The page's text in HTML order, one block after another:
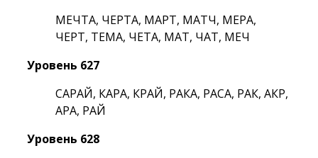
МЕЧТА, ЧЕРТА, МАРТ, МАТЧ, МЕРА,
ЧЕРТ, ТЕМА, ЧЕТА, МАТ, ЧАТ, МЕЧ
Уровень 627
САРАЙ, КАРА, КРАЙ, РАКА, РАСА, РАК, АКР,
АРА, РАЙ
Уровень 628